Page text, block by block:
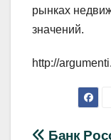
рынках
значений.
http://
Банк